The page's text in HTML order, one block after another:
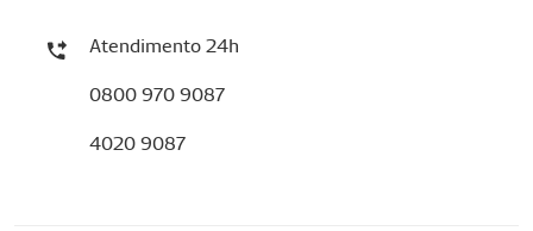
Atendimento 24h
0800 970 9087
4020 9087